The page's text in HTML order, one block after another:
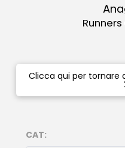
Clicca qui per tornare
CAT: